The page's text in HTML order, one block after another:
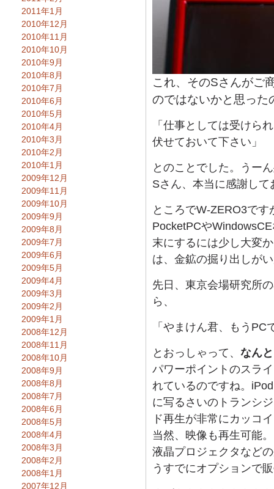
これ、そのSさんがご
のではないかと思った
「仕事としては受けら
伏せておいて下さい」
とのことでした。うー
Sさん、本当に感謝して
ところでW-ZERO3で
PocketPCや
末にするには少し大変
は、金鉱の掘り出しが
先日、東京会場研究所
ら、
「やまけん君、もう
とおっしゃって、 なん
パワーポイントのスラ
れているのですね。
に写るさいのトランシ
ド再生が非常にカッコ
当然、映像も再生可能
液晶プロジェクタなど
うすでにオプションで
2011年1月
2010年12月
2010年11月
2010年10月
2010年9月
2010年8月
2010年7月
2010年6月
2010年5月
2010年4月
2010年3月
2010年2月
2010年1月
2009年12月
2009年11月
2009年10月
2009年9月
2009年8月
2009年7月
2009年6月
2009年5月
2009年4月
2009年3月
2009年2月
2009年1月
2008年12月
2008年11月
2008年10月
2008年9月
2008年8月
2008年7月
2008年6月
2008年5月
2008年4月
2008年3月
2008年2月
2008年1月
2007年12月